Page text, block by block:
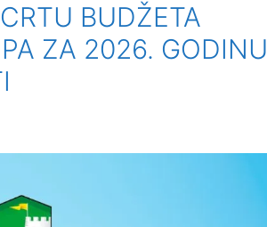
BUDŽETA
ZA 2026. GODINU